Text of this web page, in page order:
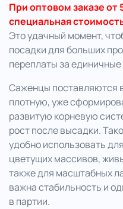
При оптовом заказе от
специальная
Это удачный момент,
посадки для больших
переплаты за
Саженцы поставляются
плотную, уже
развитую корневую
рост после высадки.
удобно использовать
цветущих массивов,
также для масштабных
важна стабильность и
в партии.